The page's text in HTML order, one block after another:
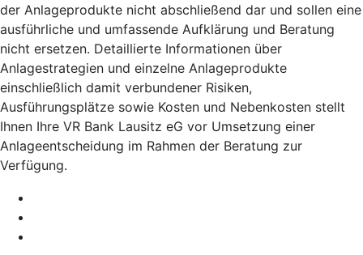
der Anlageprodukte nicht abschließend dar und sollen eine
ausführliche und umfassende Aufklärung und Beratung
nicht ersetzen. Detaillierte Informationen über
Anlagestrategien und einzelne Anlageprodukte
einschließlich damit verbundener Risiken,
Ausführungsplätze sowie Kosten und Nebenkosten stellt
Ihnen Ihre VR Bank Lausitz eG vor Umsetzung einer
Anlageentscheidung im Rahmen der Beratung zur
Verfügung.